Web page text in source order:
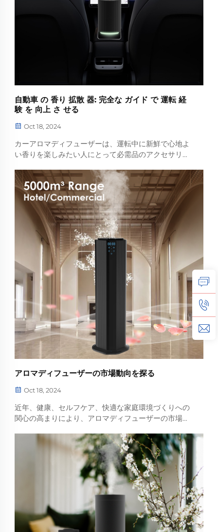
自動車 の 香り 拡散 器: 完全な ガイド で 運転 経
験 を 向上 さ せる
Oct 18, 2024
カーアロマディフューザーは、運転中に新鮮で心地よ
い香りを楽しみたい人にとって必需品のアクセサリー
地よくリフレッシュできる雰囲気を提供するように設
計されており、あなたの旅をより...
アロマディフューザーの市場動向を探る
Oct 18, 2024
近年、健康、セルフケア、快適な家庭環境づくりへの
関心の高まりにより、アロマディフューザーの市場は
香りディフューザー、フレグランスディフューザーと
も呼ばれています。